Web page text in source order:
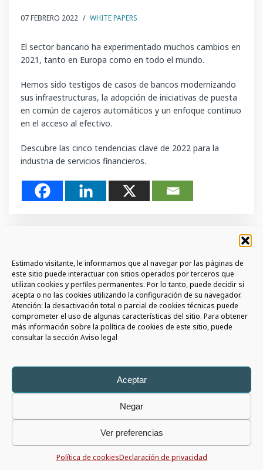
Estimado visitante, le informamos que al navegar por las páginas de
este sitio puede interactuar con sitios operados por terceros que
utilizan cookies y perfiles permanentes. Por lo tanto, puede decidir si
acepta o no las cookies utilizando la configuración de su navegador.
Atención: la desactivación total o parcial de cookies técnicas puede
comprometer el uso de algunas características del sitio. Para obtener
más información sobre la política de cookies de este sitio, puede
consultar la sección Aviso legal
Aceptar
Negar
Ver preferencias
Política de cookiesDeclaración de privacidad
07 FEBRERO 2022 / WHITE PAPERS
El sector bancario ha experimentado muchos cambios en
2021, tanto en Europa como en todo el mundo.
Hemos sido testigos de casos de bancos modernizando
sus infraestructuras, la adopción de iniciativas de puesta
en común de cajeros automáticos y un enfoque continuo
en el acceso al efectivo.
Descubre las cinco tendencias clave de 2022 para la
industria de servicios financieros.
SUSCRÍBETE A LA NEWSLETTER
ÚNETE A LA COMMUNITY AURIGA
Auriga SpaCopyright © 2026 - All rights reserved |Aviso Legal|
Whistleblowing Policy|
P.I. 05566820725 - Capital € 1.196.055 i.v. - R.E.A. 426675